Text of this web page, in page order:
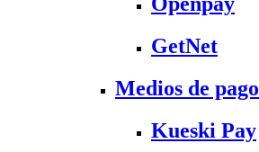
GetNet
Medios de
Kueski Pay